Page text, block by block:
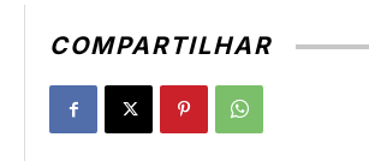
COMPARTILHAR